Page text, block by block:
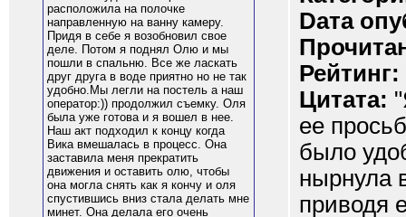
расположила на полочке
направленную на ванну камеру.
Придя в себе я возобновил свое
деле. Потом я поднял Олю и мы
пошли в спальню. Все же ласкать
друг друга в воде приятно но не так
удобно.Мы легли на постель а наш
оператор:)) продолжил съемку. Оля
была уже готова и я вошел в нее.
Наш акт подходил к концу когда
Вика вмешалась в процесс. Она
заставила меня прекратить
движения и оставить олю, чтобы
она могла снять как я кончу и оля
спустившись вниз стала делать мне
минет. Она делала его очень
Dата
Рейтинг:
Цитата:
ее
было
нырнула
приводя